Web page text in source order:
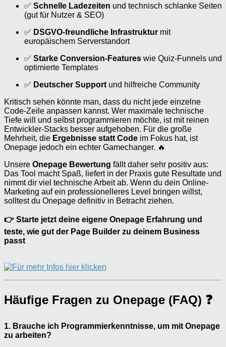
✅ Schnelle Ladezeiten und technisch schlanke Seiten
(gut für Nutzer & SEO)
✅ DSGVO-freundliche Infrastruktur mit
europäischem Serverstandort
✅ Starke Conversion-Features wie Quiz-Funnels und
optimierte Templates
✅ Deutscher Support und hilfreiche Community
Kritisch sehen könnte man, dass du nicht jede einzelne
Code-Zeile anpassen kannst. Wer maximale technische
Tiefe will und selbst programmieren möchte, ist mit reinen
Entwickler-Stacks besser aufgehoben. Für die große
Mehrheit, die Ergebnisse statt Code im Fokus hat, ist
Onepage jedoch ein echter Gamechanger. 🔥
Unsere Onepage Bewertung fällt daher sehr positiv aus:
Das Tool macht Spaß, liefert in der Praxis gute Resultate und
nimmt dir viel technische Arbeit ab. Wenn du dein Online-
Marketing auf ein professionelleres Level bringen willst,
solltest du Onepage definitiv in Betracht ziehen.
👉 Starte jetzt deine eigene Onepage Erfahrung und
teste, wie gut der Page Builder zu deinem Business
passt
Häufige Fragen zu Onepage (FAQ) ❓
1. Brauche ich Programmierkenntnisse, um mit Onepage
zu arbeiten?